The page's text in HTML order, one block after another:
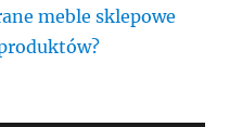
meble sklepowe